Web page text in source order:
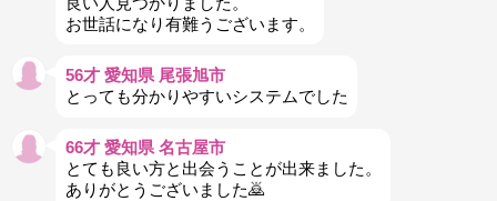
お世話になり有難うございます。
56才 愛知県 尾張旭市
とっても分かりやすいシステムでした
66才 愛知県 名古屋市
とても良い方と出会うことが出来ました。
ありがとうございました🙇